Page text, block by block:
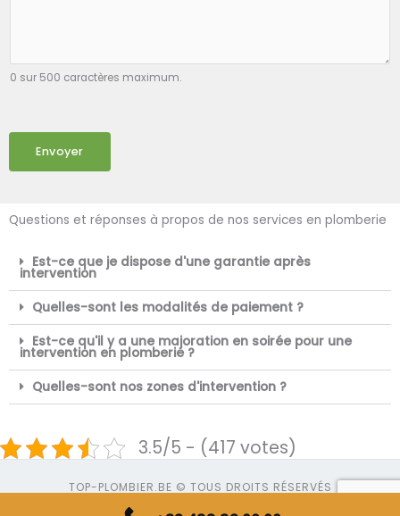
0 sur 500 caractères maximum.
Envoyer
Questions et réponses à propos de nos services en plomberie
Est-ce que je dispose d'une garantie après
intervention
Quelles-sont les modalités de paiement ?
Est-ce qu'il y a une majoration en soirée pour une
intervention en plomberie ?
Quelles-sont nos zones d'intervention ?
3.5/5 - (417 votes)
TOP-PLOMBIER.BE © TOUS DROITS RÉSERVÉS